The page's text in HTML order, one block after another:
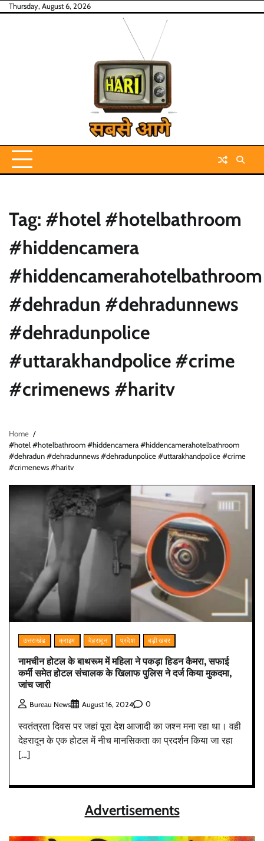
SkipThursday, August 6, 2026
Tag: #hotel #hotelbathroom
#hiddencamera
#hiddencamerahotelbathroom
#dehradun #dehradunnews
#dehradunpolice
#uttarakhandpolice #crime
#crimenews #haritv
Home
#hotel #hotelbathroom #hiddencamera #hiddencamerahotelbathroom
#dehradun #dehradunnews #dehradunpolice #uttarakhandpolice #crime
#crimenews #haritv
उत्तराखंड क्राइम देहरादून प्रदेश बड़ी खबर
नामचीन होटल के बाथरूम में महिला ने पकड़ा हिडन कैमरा, सफाई
कर्मी समेत होटल संचालक के खिलाफ पुलिस ने दर्ज किया मुकदमा,
जांच जारी
Bureau News August 16, 2024 0
स्वतंत्रता दिवस पर जहां पूरा देश आजादी का जश्न मना रहा था। वही
देहरादून के एक होटल में नीच मानसिकता का प्रदर्शन किया जा रहा
[…]
Advertisements